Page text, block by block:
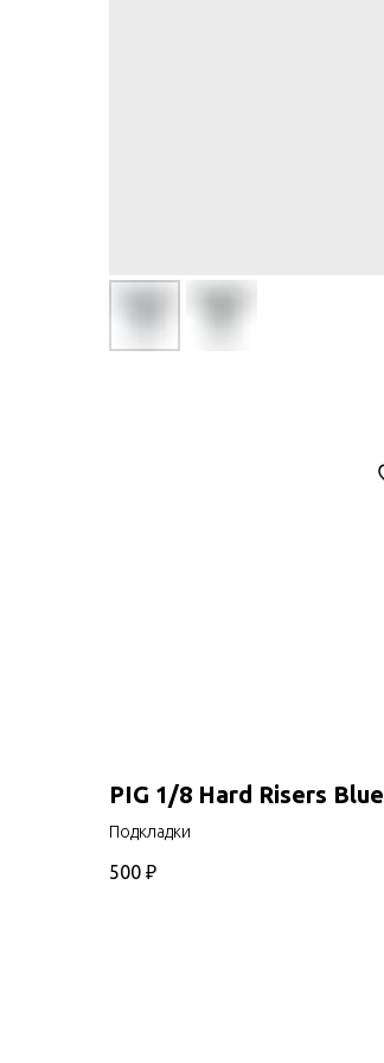
PIG 1/8 Hard Risers Blue
Подкладки
500 ₽